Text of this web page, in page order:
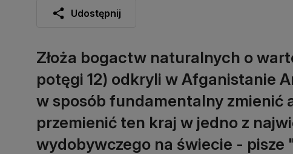
Udostępnij
Złoża bogactw naturalnych o
potęgi 12) odkryli w Afganistanie
w sposób fundamentalny zmienić
przemienić ten kraj w jedno z
wydobywczego na świecie - pisze